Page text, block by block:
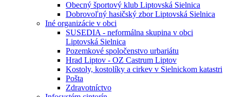
Obecný športový klub Liptovská Sielnica
Dobrovoľný hasičský zbor Liptovská Sielnica
Iné organizácie v obci
SUSEDIA - neformálna skupina v obci
Liptovská Sielnica
Pozemkové spoločenstvo urbariátu
Hrad Liptov - OZ Castrum Liptov
Kostoly, kostolíky a cirkev v Sielnickom katastri
Pošta
Zdravotníctvo